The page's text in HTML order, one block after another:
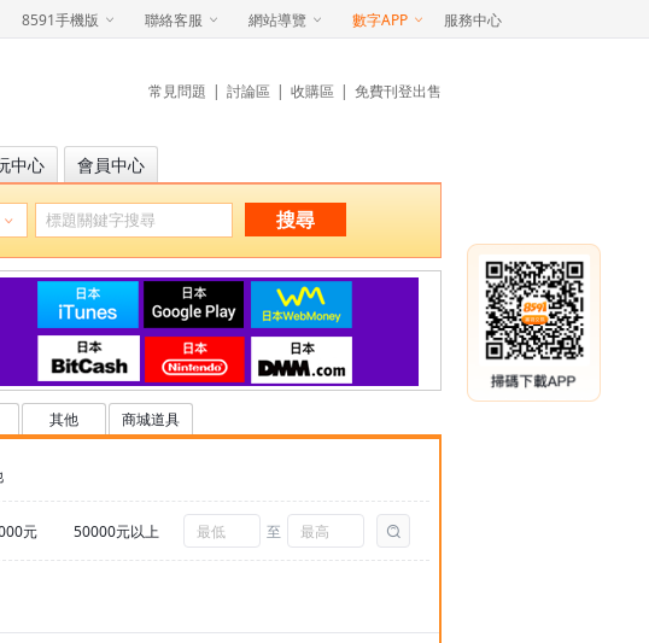
8591手機版 聯絡客服 網站導覽 數字APP 服務中心
常見問題 | 討論區 | 收購區 | 免費刊登出售
中心 會員中心
搜尋
其他 商城道具
元 50000元以上 至